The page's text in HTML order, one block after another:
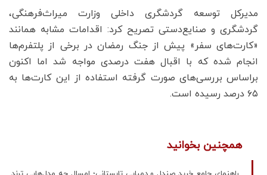
مدیرکل توسعه گردشگری داخلی وزارت میراث‌فرهنگی،
گردشگری و صنایع‌دستی تصریح کرد: اقدامات مشابه همانند
«کارت‌های سفر» پیش از جنگ رمضان در برخی از پلتفرم‌ها
انجام شده که با اقبال هفت درصدی مواجه شد اما اکنون
براساس بررسی‌های صورت گرفته استفاده از این کارت‌ها به
۶۵ درصد رسیده است.
همچنین بخوانید